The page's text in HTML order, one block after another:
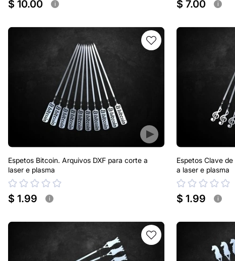
$ 10.00 i $ 7.00 i
Espetos Bitcoin. Arquivos DXF para corte a
laser e plasma
$ 1.99 i
Espetos Clave
a laser e plasma
$ 1.99 i